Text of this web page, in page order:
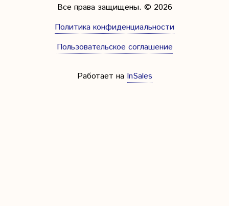
Все права защищены. © 2026
Политика конфиденциальности
Пользовательское соглашение
Работает на InSales